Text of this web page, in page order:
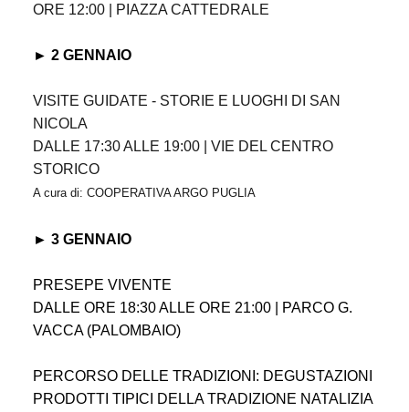
ORE 12:00 | PIAZZA CATTEDRALE
► 2 GENNAIO
VISITE GUIDATE - STORIE E LUOGHI DI SAN
NICOLA
DALLE 17:30 ALLE 19:00 | VIE DEL CENTRO
STORICO
A cura di: COOPERATIVA ARGO PUGLIA
► 3 GENNAIO
PRESEPE VIVENTE
DALLE ORE 18:30 ALLE ORE 21:00 | PARCO G.
VACCA (PALOMBAIO)
PERCORSO DELLE TRADIZIONI: DEGUSTAZIONI
PRODOTTI TIPICI DELLA TRADIZIONE NATALIZIA